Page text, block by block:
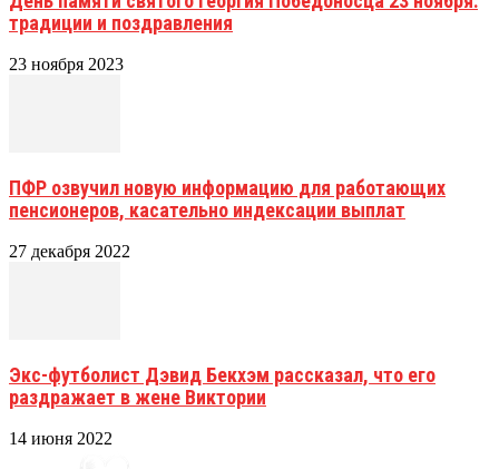
традиции и поздравления
23 ноября 2023
ПФР озвучил новую информацию для работающих
пенсионеров, касательно индексации выплат
27 декабря 2022
Экс-футболист Дэвид Бекхэм рассказал, что его
раздражает в жене Виктории
14 июня 2022